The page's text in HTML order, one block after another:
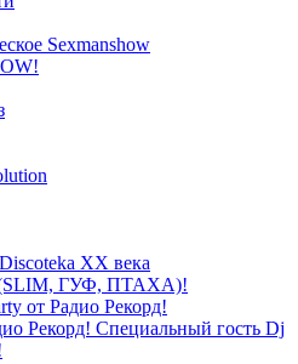
Sexmanshow
XX века
(SLIM, ГУФ, ПТАХА)!
от Радио Рекорд!
Рекорд! Специальный гость Dj